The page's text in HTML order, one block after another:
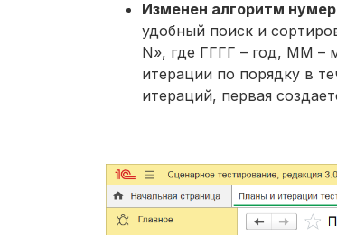
Изменен алгоритм
удобный поиск и
N», где ГГГГ – год, ММ –
итерации по порядку в
итераций, первая